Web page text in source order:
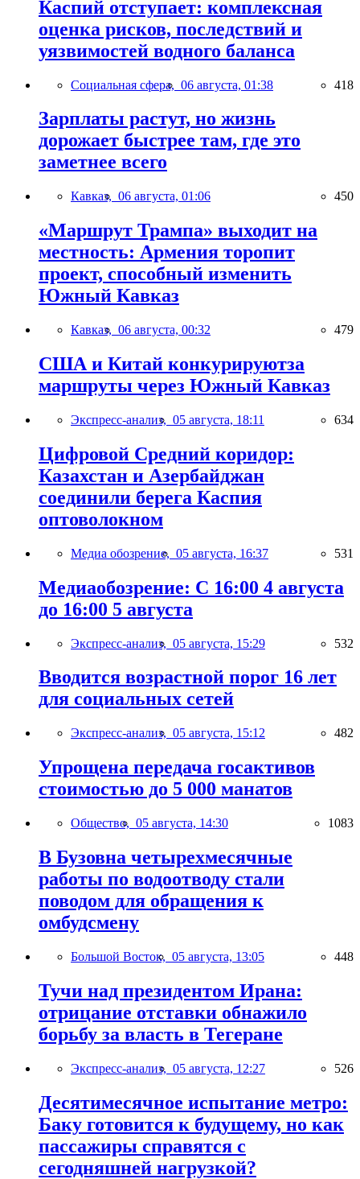
Каспий отступает: комплексная
оценка рисков, последствий и
уязвимостей водного баланса
Социальная сфера, 06 августа, 01:38 418
Зарплаты растут, но жизнь
дорожает быстрее там, где это
заметнее всего
Кавказ, 06 августа, 01:06 450
«Маршрут Трампа» выходит на
местность: Армения торопит
проект, способный изменить
Южный Кавказ
Кавказ, 06 августа, 00:32 479
США и Китай конкурируютза
маршруты через Южный Кавказ
Экспресс-анализ, 05 августа, 18:11 634
Цифровой Средний коридор:
Казахстан и Азербайджан
соединили берега Каспия
оптоволокном
Медиа обозрение, 05 августа, 16:37 531
Медиаобозрение: С 16:00 4 августа
до 16:00 5 августа
Экспресс-анализ, 05 августа, 15:29 532
Вводится возрастной порог 16 лет
для социальных сетей
Экспресс-анализ, 05 августа, 15:12 482
Упрощена передача госактивов
стоимостью до 5 000 манатов
Общество, 05 августа, 14:30 1083
В Бузовна четырехмесячные
работы по водоотводу стали
поводом для обращения к
омбудсмену
Большой Восток, 05 августа, 13:05 448
Тучи над президентом Ирана:
отрицание отставки обнажило
борьбу за власть в Тегеране
Экспресс-анализ, 05 августа, 12:27 526
Десятимесячное испытание метро:
Баку готовится к будущему, но как
пассажиры справятся с
сегодняшней нагрузкой?